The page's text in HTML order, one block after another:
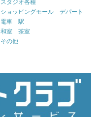
スタジオ各種
ショッピングモール デパート
電車 駅
和室 茶室
その他